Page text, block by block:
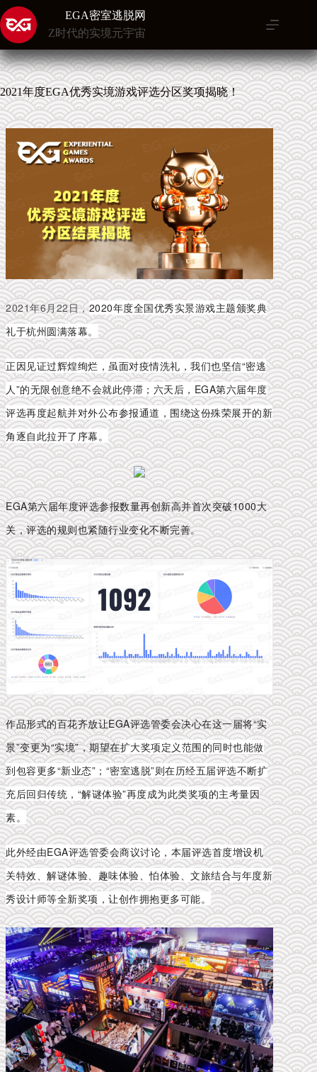
跳
至
内
容
EGA密室逃脱网
Z时代的实境元宇宙
2021年度EGA优秀实境游戏评选分区奖项揭晓！
2021年6月22日，2020年度全国优秀实景游戏主题颁奖典
礼于杭州圆满落幕。
正因见证过辉煌绚烂，虽面对疫情洗礼，我们也坚信“密逃
人”的无限创意绝不会就此停滞；六天后，EGA第六届年度
评选再度起航并对外公布参报通道，围绕这份殊荣展开的新
角逐自此拉开了序幕。
EGA第六届年度评选参报数量再创新高并首次突破1000大
关，评选的规则也紧随行业变化不断完善。
作品形式的百花齐放让EGA评选管委会决心在这一届将“实
景”变更为“实境”，期望在扩大奖项定义范围的同时也能做
到包容更多“新业态”；“密室逃脱”则在历经五届评选不断扩
充后回归传统，“解谜体验”再度成为此类奖项的主考量因
素。
此外经由EGA评选管委会商议讨论，本届评选首度增设机
关特效、解谜体验、趣味体验、怕体验、文旅结合与年度新
秀设计师等全新奖项，让创作拥抱更多可能。